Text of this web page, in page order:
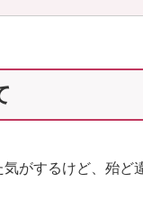
がするけど、殆ど